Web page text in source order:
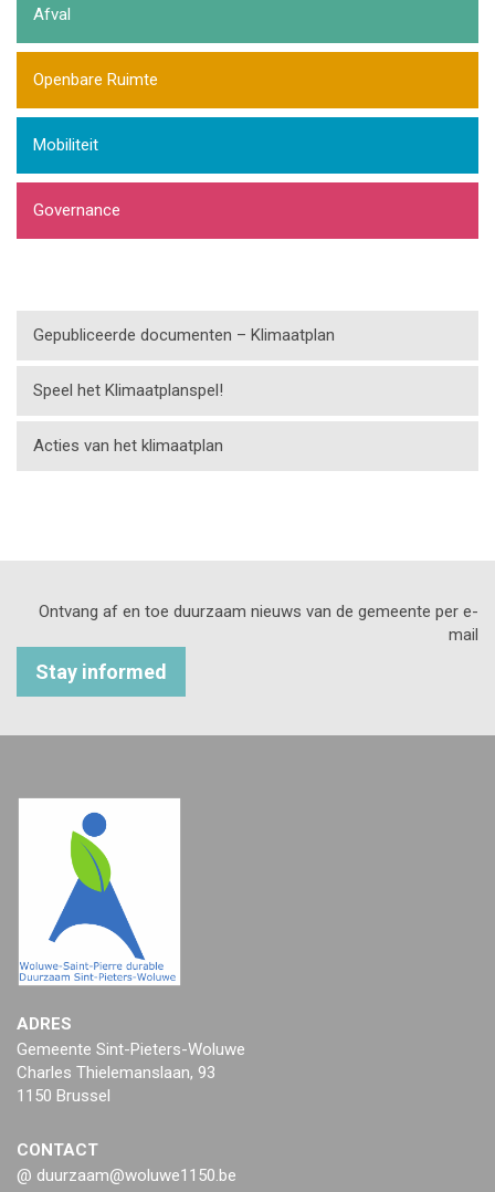
Afval
Openbare Ruimte
Mobiliteit
Governance
Gepubliceerde documenten – Klimaatplan
Speel het Klimaatplanspel!
Acties van het klimaatplan
Ontvang af en toe duurzaam nieuws van de gemeente per e-
mail
Stay informed
ADRES
Gemeente Sint-Pieters-Woluwe
Charles Thielemanslaan, 93
1150 Brussel
CONTACT
@ duurzaam@woluwe1150.be